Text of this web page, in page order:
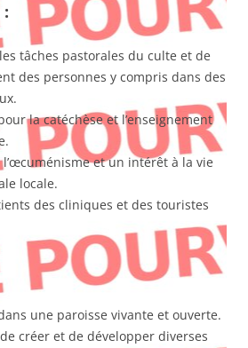
tâches pastorales du culte et de
des personnes y compris dans des
la catéchèse et l’enseignement
et un intérêt à la vie
locale.
des cliniques et des touristes
une paroisse vivante et ouverte.
créer et de développer diverses